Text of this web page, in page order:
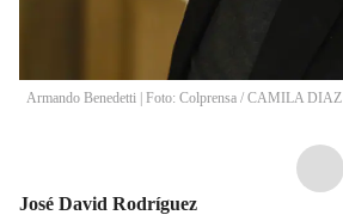
Armando Benedetti | Foto: Colprensa / CAMILA DIAZ
José David Rodríguez